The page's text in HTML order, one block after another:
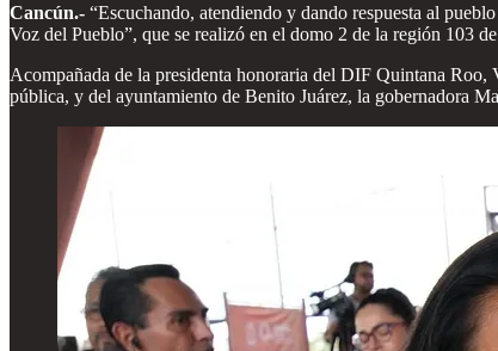
Cancún.- “Escuchando, atendiendo y dando respuesta al
Voz del Pueblo”, que se realizó en el domo 2 de la región 103
Acompañada de la presidenta honoraria del DIF Quintana Roo,
pública, y del ayuntamiento de Benito Juárez, la gobernadora